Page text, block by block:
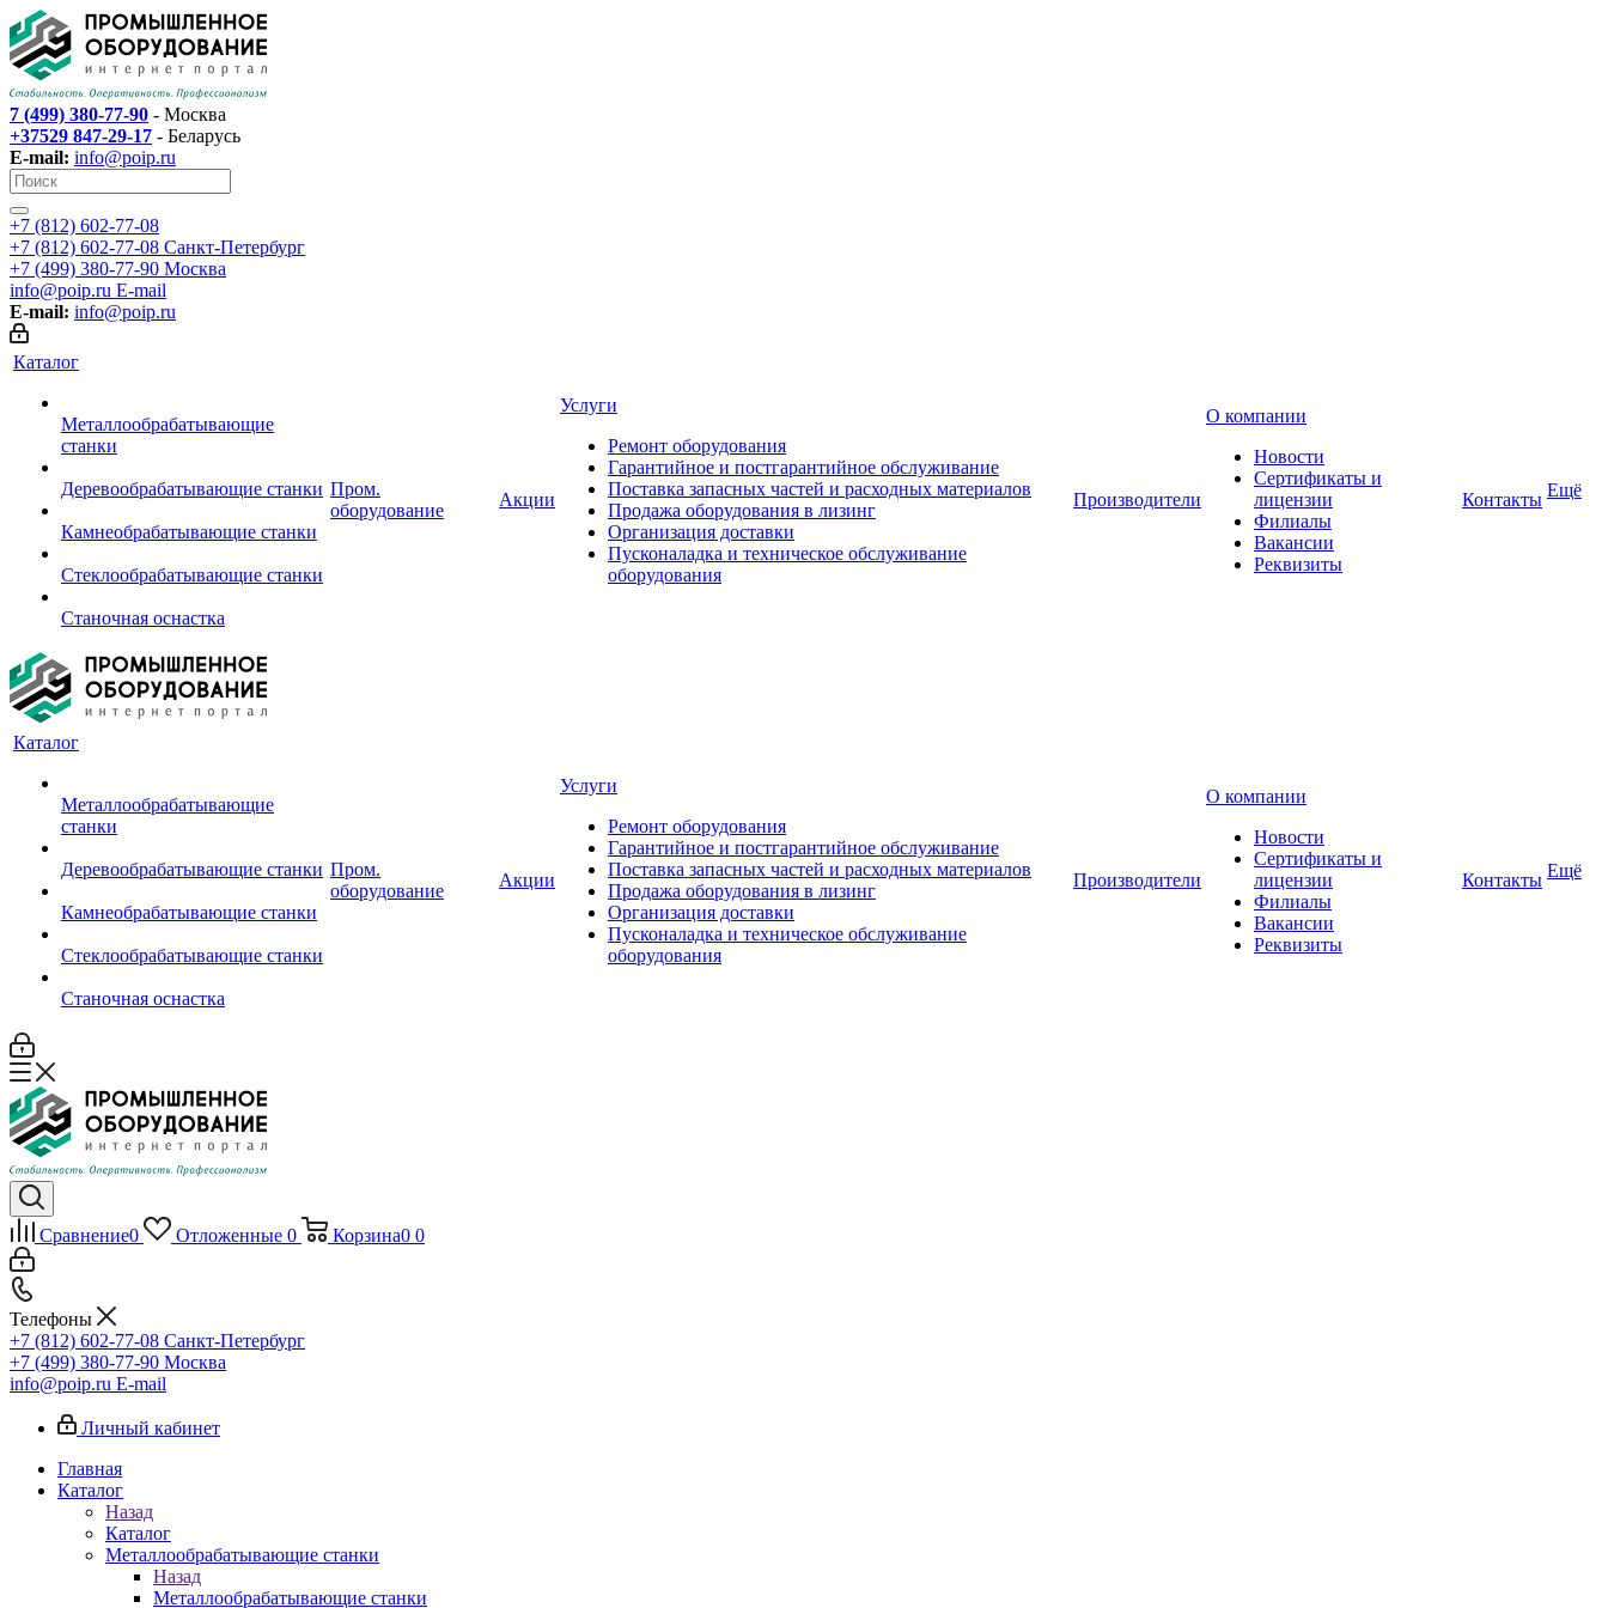
7 (499) 380-77-90 - Москва
+37529 847-29-17 - Беларусь
E-mail: info@poip.ru
+7 (812) 602-77-08
+7 (812) 602-77-08 Санкт-Петербург
+7 (499) 380-77-90 Москва
info@poip.ru E-mail
E-mail: info@poip.ru
Каталог
Металлообрабатывающие
станки
Деревообрабатывающие станки
Камнеобрабатывающие станки
Стеклообрабатывающие станки
Станочная оснастка
Пром.
оборудование
Акции
Услуги
Ремонт оборудования
Гарантийное и постгарантийное обслуживание
Поставка запасных частей и расходных материалов
Продажа оборудования в лизинг
Организация доставки
Пусконаладка и техническое обслуживание
оборудования
Производители
О компании
Новости
Сертификаты и
лицензии
Филиалы
Вакансии
Реквизиты
Контакты Ещё
Каталог
Металлообрабатывающие
станки
Деревообрабатывающие станки
Камнеобрабатывающие станки
Стеклообрабатывающие станки
Станочная оснастка
Пром.
оборудование
Акции
Услуги
Ремонт оборудования
Гарантийное и постгарантийное обслуживание
Поставка запасных частей и расходных материалов
Продажа оборудования в лизинг
Организация доставки
Пусконаладка и техническое обслуживание
оборудования
Производители
О компании
Новости
Сертификаты и
лицензии
Филиалы
Вакансии
Реквизиты
Контакты Ещё
Сравнение0 Отложенные 0 Корзина0 0
Телефоны
+7 (812) 602-77-08 Санкт-Петербург
+7 (499) 380-77-90 Москва
info@poip.ru E-mail
Личный кабинет
Главная
Каталог
Назад
Каталог
Металлообрабатывающие станки
Назад
Металлообрабатывающие станки